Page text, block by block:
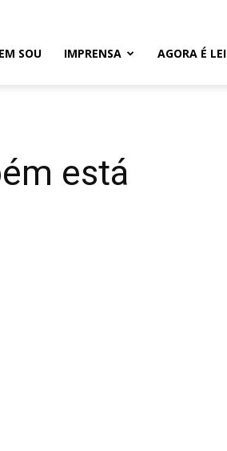
SOU IMPRENSA AGORA É LEI
está